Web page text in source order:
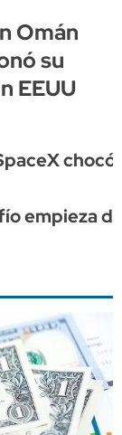
Omán
su
EEUU
empieza